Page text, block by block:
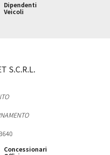
Dipendenti
Veicoli
Concessionari